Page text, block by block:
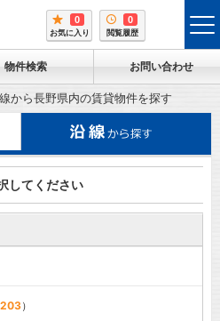
0
お気に入り
0
閲覧履歴
物件検索 お問い合わせ
から長野県内の賃貸物件を探す
してください
203）